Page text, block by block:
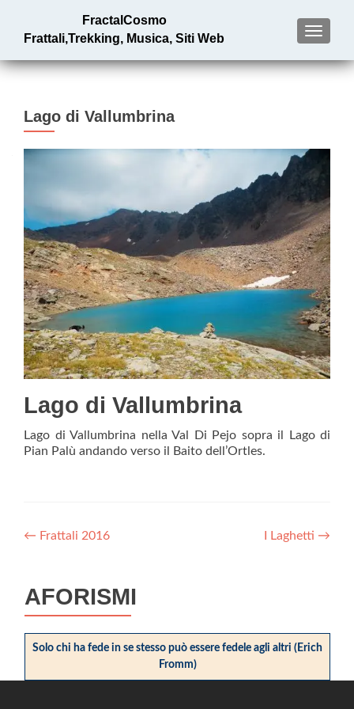
MENU
FractalCosmo
Frattali,Trekking, Musica, Siti Web
Lago di Vallumbrina
Lago di Vallumbrina
Lago di Vallumbrina nella Val Di Pejo sopra il Lago di
Pian Palù andando verso il Baito dell’Ortles.
Post
← Frattali 2016 I Laghetti →
AFORISMI
Solo chi ha fede in se stesso può essere fedele agli altri (Erich
Fromm)